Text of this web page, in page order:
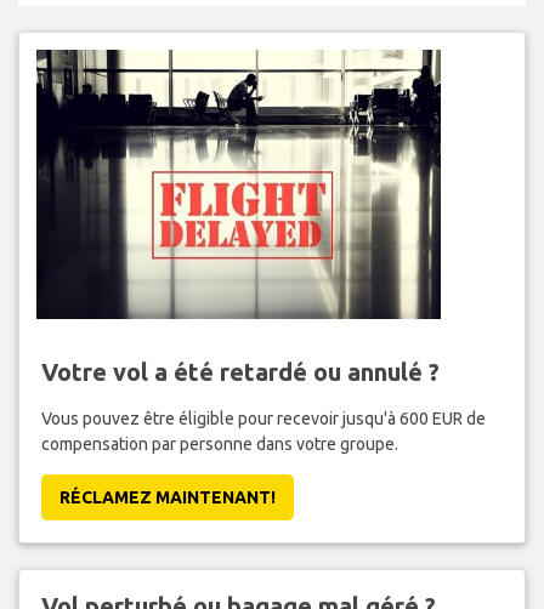
Votre vol a été retardé ou annulé ?
Vous pouvez être éligible pour recevoir jusqu'à 600 EUR de
compensation par personne dans votre groupe.
RÉCLAMEZ MAINTENANT!